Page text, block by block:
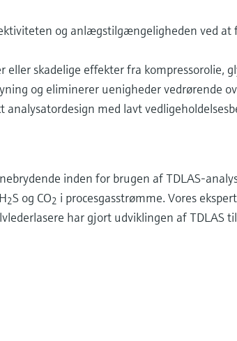
og anlægstilgængeligheden ved
eller skadelige effekter fra kompressorolie,
og eliminerer uenigheder vedrørende
analysatordesign med lavt
inden for brugen af TDLAS-
2S og CO2 i procesgasstrømme. Vores
har gjort udviklingen af TDLAS